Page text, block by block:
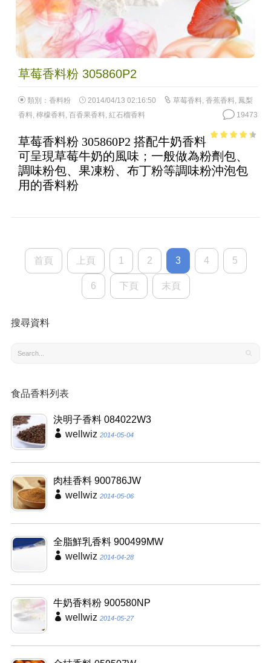
草莓香料粉 305860P2
類別： 香料粉 2014/04/13 02:16:50 草莓香料, 香蕉香料, 鳳梨
香料, 檸檬香料, 百香果香料, 紅石榴香料 19473
of 5
草莓香料粉 305860P2 搭配牛奶香料
可呈現草莓牛奶的風味；一般做為粉劑包、
調味粉包、果凍粉、布丁粉等調味粉沖泡包
用的香料粉
首頁 上頁 1 2 3 4 5
6 下頁 末頁
搜尋資料
食品香料列表
決明子香料 084022W3
wellwiz 2014-05-04
肉桂香料 900786JW
wellwiz 2014-05-06
全脂鮮乳香料 900499MW
wellwiz 2014-04-28
牛奶香料粉 900580NP
wellwiz 2014-05-27